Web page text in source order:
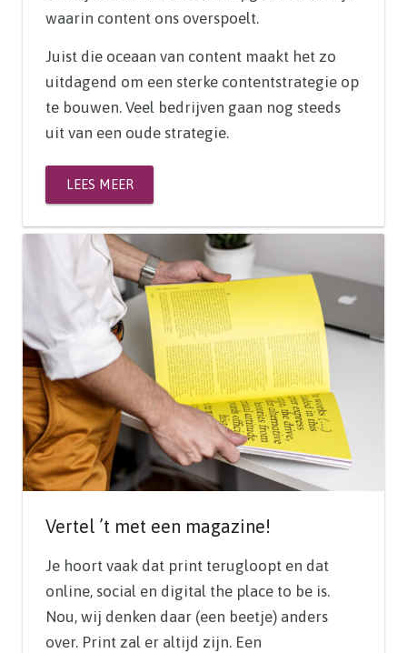
waarin content ons overspoelt.
Juist die oceaan van content maakt het zo
uitdagend om een sterke contentstrategie op
te bouwen. Veel bedrijven gaan nog steeds
uit van een oude strategie.
LEES MEER
Vertel ’t met een magazine!
Je hoort vaak dat print terugloopt en dat
online, social en digital the place to be is.
Nou, wij denken daar (een beetje) anders
over. Print zal er altijd zijn. Een